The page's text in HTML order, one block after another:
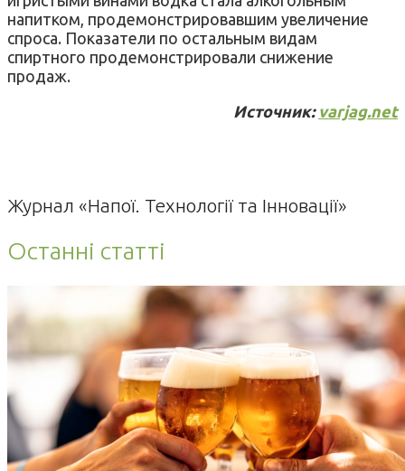
напитком, продемонстрировавшим увеличение
спроса. Показатели по остальным видам
спиртного продемонстрировали снижение
продаж.
Источник: varjag.net
Журнал «Напої. Технології та Інновації»
Останні статті